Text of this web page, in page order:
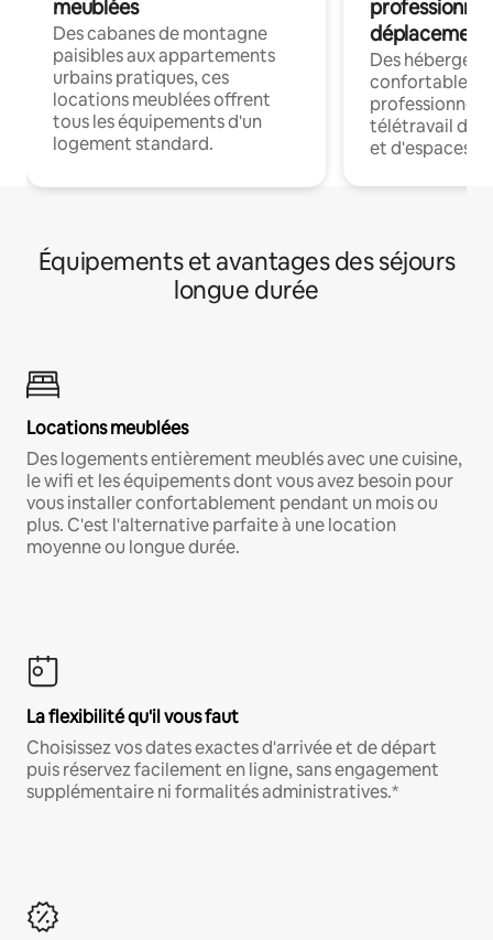
meublées
Des cabanes de montagne
paisibles aux appartements
urbains pratiques, ces
locations meublées offrent
tous les équipements d'un
logement standard.
déplacement
Des
confortables
professionnels
télétravail
et d'espaces
Équipements et avantages des séjours
longue durée
Locations meublées
Des logements entièrement meublés avec une cuisine,
le wifi et les équipements dont vous avez besoin pour
vous installer confortablement pendant un mois ou
plus. C'est l'alternative parfaite à une location
moyenne ou longue durée.
La flexibilité qu'il vous faut
Choisissez vos dates exactes d'arrivée et de départ
puis réservez facilement en ligne, sans engagement
supplémentaire ni formalités administratives.*